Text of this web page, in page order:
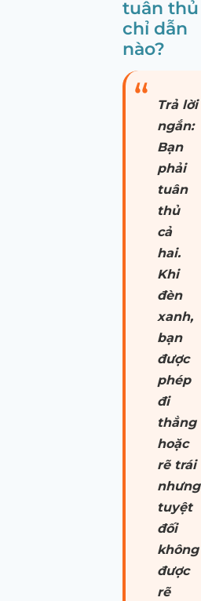
tuân thủ
chỉ dẫn
nào?
Trả lời
ngắn:
Bạn
phải
tuân
thủ
cả
hai.
Khi
đèn
xanh,
bạn
được
phép
đi
thẳng
hoặc
rẽ trái
nhưng
tuyệt
đối
không
được
rẽ